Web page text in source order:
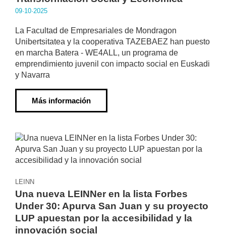
09·10·2025
La Facultad de Empresariales de Mondragon
Unibertsitatea y la cooperativa TAZEBAEZ han puesto
en marcha Batera - WE4ALL, un programa de
emprendimiento juvenil con impacto social en Euskadi
y Navarra
Más información
LEINN
Una nueva LEINNer en la lista Forbes
Under 30: Apurva San Juan y su proyecto
LUP apuestan por la accesibilidad y la
innovación social